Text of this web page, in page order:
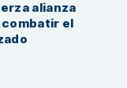
alianza
combatir el